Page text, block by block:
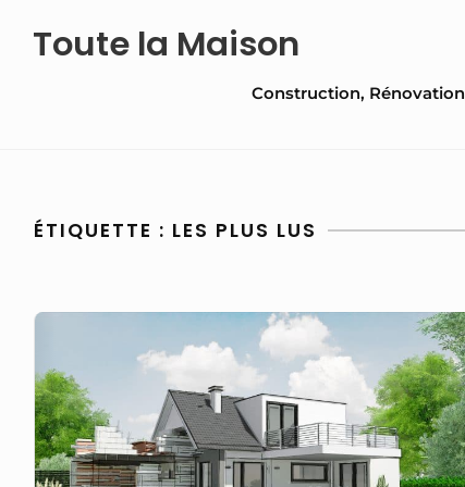
Toute la Maison
Site
Construction, Rénovation
ÉTIQUETTE : LES PLUS LUS
Où
un
plan
maison